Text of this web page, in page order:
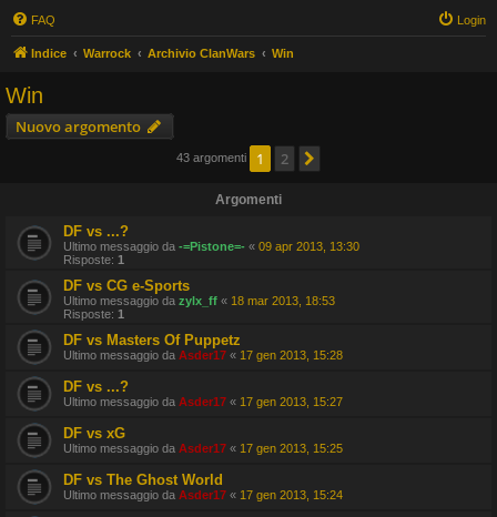
FAQ Login
Indice Warrock Archivio ClanWars Win
Win
Nuovo argomento
43 argomenti 1 2
Argomenti
DF vs ...?
Ultimo messaggio da -=Pistone=- « 09 apr 2013, 13:30
Risposte: 1
DF vs CG e-Sports
Ultimo messaggio da zylx_ff « 18 mar 2013, 18:53
Risposte: 1
DF vs Masters Of Puppetz
Ultimo messaggio da Asder17 « 17 gen 2013, 15:28
DF vs ...?
Ultimo messaggio da Asder17 « 17 gen 2013, 15:27
DF vs xG
Ultimo messaggio da Asder17 « 17 gen 2013, 15:25
DF vs The Ghost World
Ultimo messaggio da Asder17 « 17 gen 2013, 15:24